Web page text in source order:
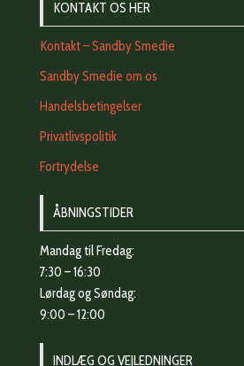
KONTAKT OS HER
Kontakt – Sandby Smedie
Sandby Smedie om os
Handelsbetingelser
Privatlivspolitik
Fortrydelse
ÅBNINGSTIDER
Mandag til Fredag:
7:30 – 16:30
Lørdag og Søndag:
9:00 – 12:00
INDLÆG OG VEJLEDNINGER